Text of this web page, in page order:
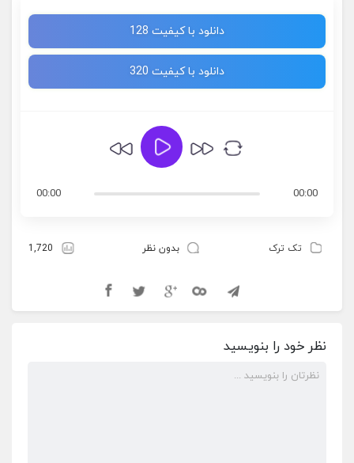
دانلود با کیفیت 128
دانلود با کیفیت 320
00:00
00:00
تک ترک بدون نظر 1,720
نظر خود را بنویسید